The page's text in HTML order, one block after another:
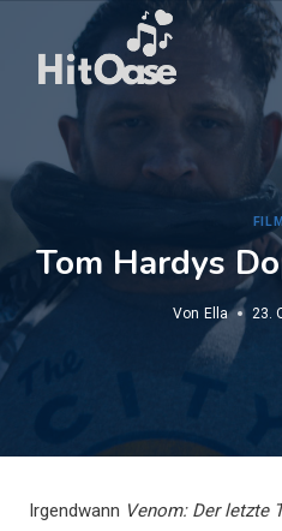
springen
FILM
Tom Hardys
Von Ella 23.
Irgendwann Venom: Der letzte